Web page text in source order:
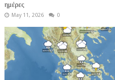
ημέρες
May 11, 2026 0